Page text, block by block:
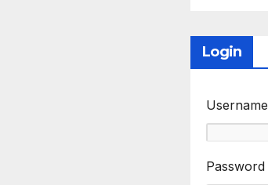
Login
Username
Password